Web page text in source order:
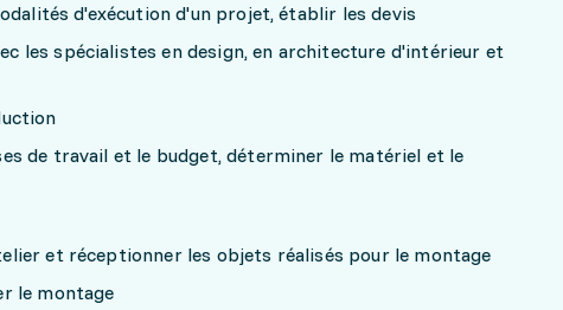
d'exécution d'un projet, établir les devis
les spécialistes en design, en architecture d'intérieur et
de travail et le budget, déterminer le matériel et le
et réceptionner les objets réalisés pour le montage
le montage